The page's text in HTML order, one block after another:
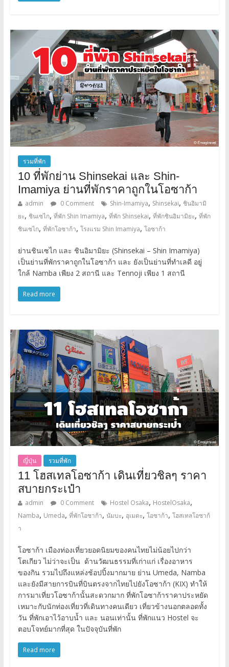
รวมที่พัก
10 ที่พักย่าน Shinsekai และ Shin-
Imamiya ย่านที่พักราคาถูกในโอซาก้า
admin 0 Comment Shin-Imamiya, Shinsekai, ชินอิมามิ
ยะ, ชินเซไก, ที่พัก Shin Imamiya, ที่พัก Shinsekai, ที่พักชินอิมามิยะ, ที่พัก
ชินเซไก, ที่พักโอซาก้า, โรงแรม Shin Imamiya, โอซาก้า
ย่านชินเซไก และ ชินอิมามิยะ (Shinsekai – Shin Imamiya)
เป็นย่านที่พักราคาถูกในโอซาก้า และ ยังเป็นย่านที่ทำเลดี อยู่
ใกล้ Namba เพียง 2 สถานี และ Tennoji เพียง 1 สถานี
Read more
ญี่ปุ่น รวมที่พัก
11 โฮสเทลโอซาก้า เดินเที่ยวชิลๆ ราคา
สบายกระเป๋า
admin 0 Comment Hostel Osaka, HostelOsaka,
Namba, Umeda, ที่พักโอซาก้า, นัมบะ, อุเมดะ, โอซาก้า, โฮสเทลโอซาก้
า
โอซาก้า เมืองท่องเที่ยวยอดนิยมของคนไทยไม่น้อยไปกว่า
โตเกียว ไม่ว่าจะเป็น ด้านวัฒนธรรมที่เก่าแก่ เรื่องอาหาร
ของกิน รวมไปถึงแหล่งช้อปปิ้งมากมาย ย่าน Umeda, Namba
และยังมีสายการบินที่บินตรงจากไทยไปยังโอซาก้า (KIX) ทำให้
การมาเที่ยวโอซาก้านั้นสะดวกมาก ที่พักโอซาก้าราคาประหยัด
เหมาะกับนักท่องเที่ยวที่เดินทางคนเดียว เที่ยวข้างนอกตลอดทั้ง
วัน ที่พักเอาไว้อาบน้ำ และ นอนเท่านั้น ที่พักแนว Hostel จะ
ตอบโจทย์มากที่สุด ในปัจจุบันที่พัก
Read more